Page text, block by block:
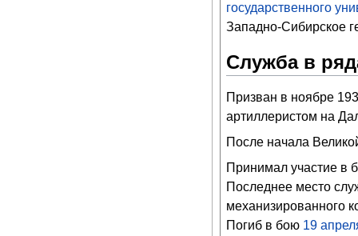
государственного
Западно-Сибирское
Служба в
Призван в ноябре
артиллеристом на
После начала
Принимал участие в
Последнее место
механизированного
Погиб в бою 19